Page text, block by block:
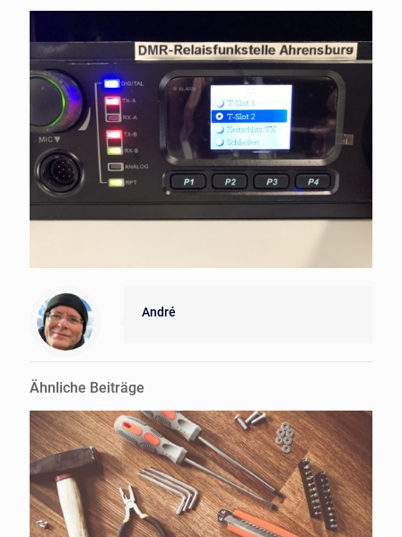
André
Ähnliche Beiträge